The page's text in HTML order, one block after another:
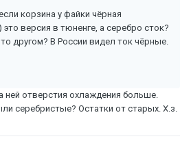
корзина у файки чёрная
это версия в тюненге, а серебро сток?
другом? В России видел ток чёрные.
ней отверстия охлаждения больше.
серебристые? Остатки от старых. Х.з.